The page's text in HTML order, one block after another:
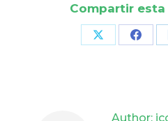
Compartir
Share Share
Author: